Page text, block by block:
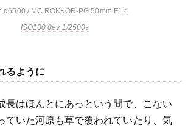
α6500 / MC ROKKOR-PG 50mm F1.4
ISO100 0ev 1/2500s
るように
長はほんとにあっという間で、こない
ていた河原も草で覆われていたり、気